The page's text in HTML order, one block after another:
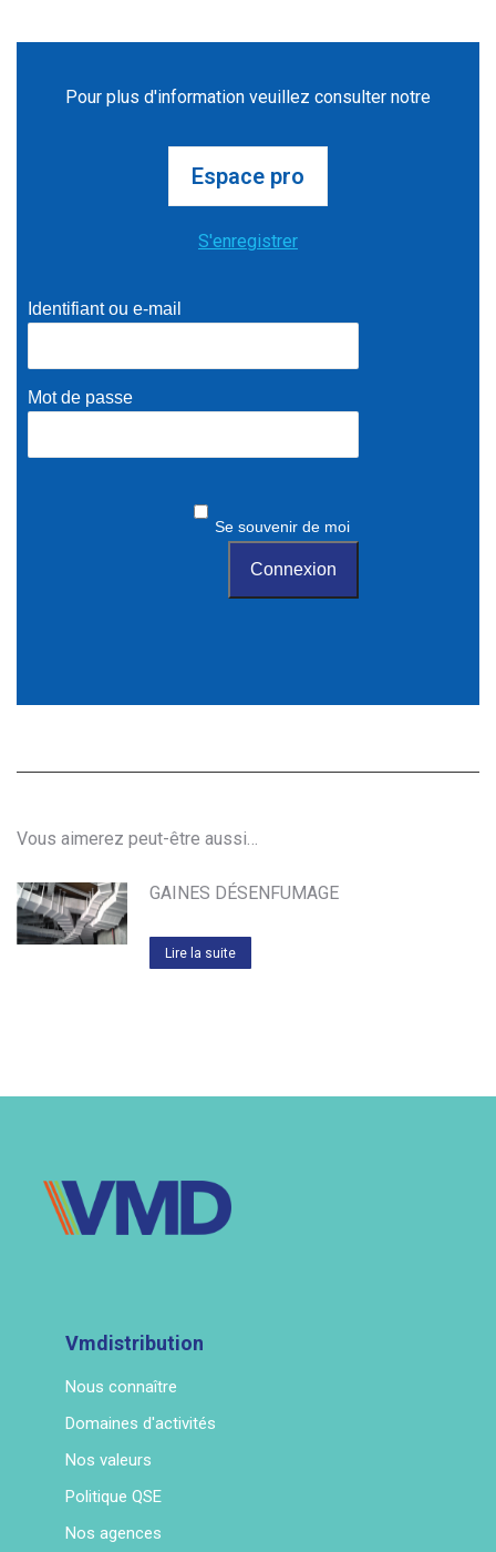
Pour plus d'information veuillez consulter notre
Espace pro
S'enregistrer
Identifiant ou e-mail
Mot de passe
Se souvenir de moi
Vous aimerez peut-être aussi…
GAINES DÉSENFUMAGE
Lire la suite
Vmdistribution
Nous connaître
Domaines d'activités
Nos valeurs
Politique QSE
Nos agences